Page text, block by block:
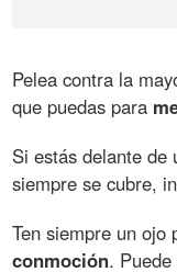
Pelea contra la
que puedas para
Si estás delante de
siempre se cubre,
Ten siempre un ojo
conmoción.